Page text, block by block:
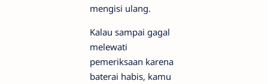
mengisi ulang.
Kalau sampai gagal
melewati
pemeriksaan karena
baterai habis, kamu